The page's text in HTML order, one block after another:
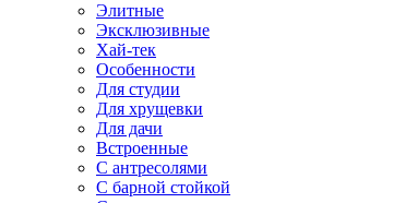
Элитные
Эксклюзивные
Хай-тек
Особенности
Для студии
Для хрущевки
Для дачи
Встроенные
С антресолями
С барной стойкой